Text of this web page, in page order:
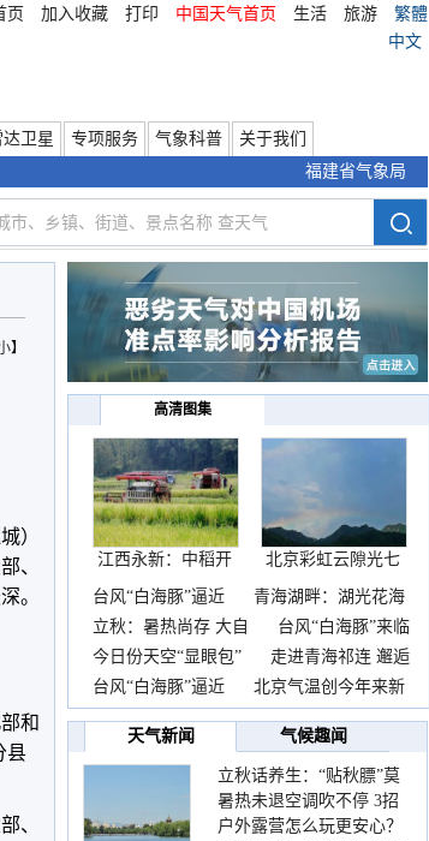
页 加入收藏 打印 中国天气首页 生活 旅游
繁體
中文
达卫星 专项服务 气象科普
关于我们
福建省气象局
】
）
、
。
和
县
、
高清图集
江西永新：中稻开
镰抢
北京彩虹云隙光七
彩云
台风“白海豚”逼近
青海湖畔：湖光花海
长
立秋：暑热尚存 大自
台风“白海豚”来临
前
今日份天空“显眼包”
走进青海祁连 邂逅
一
台风“白海豚”逼近
北京气温创今年来新
高
天气新闻
气候趣闻
立秋话养生：“贴秋膘”莫
着急 先清暑再防燥
暑热未退空调吹不停 3招
护住肩颈不酸痛
户外露营怎么玩更安心？